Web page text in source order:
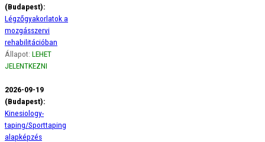
(Budapest):
Légzőgyakorlatok a
mozgásszervi
rehabilitációban
Állapot: LEHET
JELENTKEZNI
2026-09-19
(Budapest):
Kinesiology-
taping/Sporttaping
alapképzés